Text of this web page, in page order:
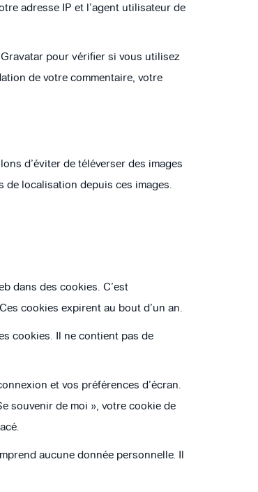
adresse IP et l’agent utilisateur de
pour vérifier si vous utilisez
de votre commentaire, votre
d’éviter de téléverser des images
de localisation depuis ces images.
dans des cookies. C’est
cookies expirent au bout d’un an.
cookies. Il ne contient pas de
et vos préférences d’écran.
souvenir de moi », votre cookie de
aucune donnée personnelle. Il